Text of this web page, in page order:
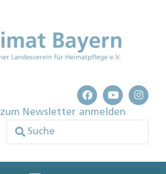
zum Newsletter anmelden